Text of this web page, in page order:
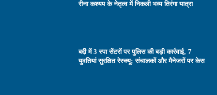
रीना कश्यप के नेतृत्व में निकली भव्य तिरंगा यात्रा
बद्दी में 3 स्पा सेंटरों पर पुलिस की बड़ी कार्रवाई, 7
युवतियां सुरक्षित रेस्क्यू; संचालकों और मैनेजरों पर केस